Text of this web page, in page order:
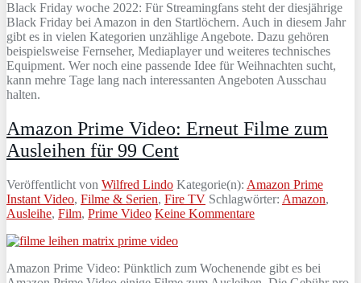
Black Friday woche 2022: Für Streamingfans steht der diesjährige
Black Friday bei Amazon in den Startlöchern. Auch in diesem Jahr
gibt es in vielen Kategorien unzählige Angebote. Dazu gehören
beispielsweise Fernseher, Mediaplayer und weiteres technisches
Equipment. Wer noch eine passende Idee für Weihnachten sucht,
kann mehre Tage lang nach interessanten Angeboten Ausschau
halten.
Amazon Prime Video: Erneut Filme zum
Ausleihen für 99 Cent
Veröffentlicht von Wilfred Lindo Kategorie(n): Amazon Prime
Instant Video, Filme & Serien, Fire TV Schlagwörter: Amazon,
Ausleihe, Film, Prime Video Keine Kommentare
Amazon Prime Video: Pünktlich zum Wochenende gibt es bei